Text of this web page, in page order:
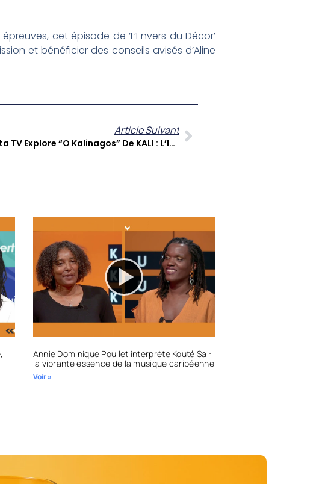
cet épisode de ‘L’Envers du Décor’
et bénéficier des conseils avisés d’Aline
Article Suivant
KOUTE SA De Zitata TV Explore “O Kalinagos” De KALI : L’IA Au Service Des Origines Amérindiennes Des Caraïbes
Annie Dominique Poullet interprète Kouté Sa :
la vibrante essence de la musique caribéenne
Voir »